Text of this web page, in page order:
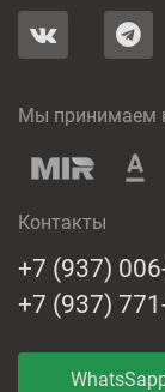
Мы принимаем
Контакты
+7 (937)
+7 (937)